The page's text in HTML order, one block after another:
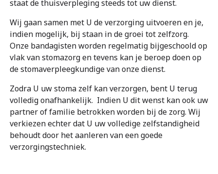
staat de thuisverpleging steeds tot uw dienst.
Wij gaan samen met U de verzorging uitvoeren en je,
indien mogelijk, bij staan in de groei tot zelfzorg.
Onze bandagisten worden regelmatig bijgeschoold op
vlak van stomazorg en tevens kan je beroep doen op
de stomaverpleegkundige van onze dienst.
Zodra U uw stoma zelf kan verzorgen, bent U terug
volledig onafhankelijk. Indien U dit wenst kan ook uw
partner of familie betrokken worden bij de zorg. Wij
verkiezen echter dat U uw volledige zelfstandigheid
behoudt door het aanleren van een goede
verzorgingstechniek.